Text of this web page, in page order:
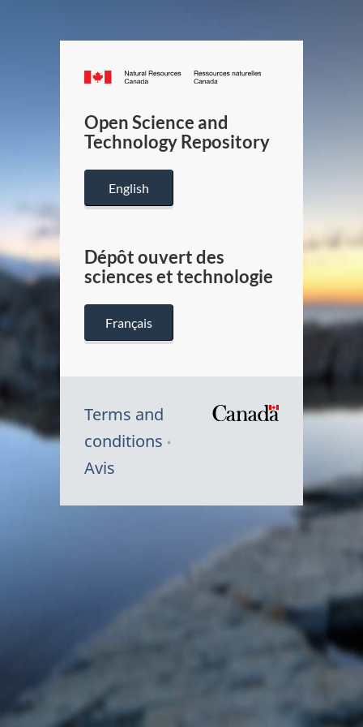
Canada.ca
/
Canada
Open Science and
Technology Repository
English
Dépôt ouvert des
sciences et technologie
Français
Terms and
conditions
Avis
du